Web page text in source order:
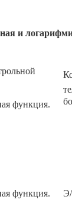
и
функция.
функция.